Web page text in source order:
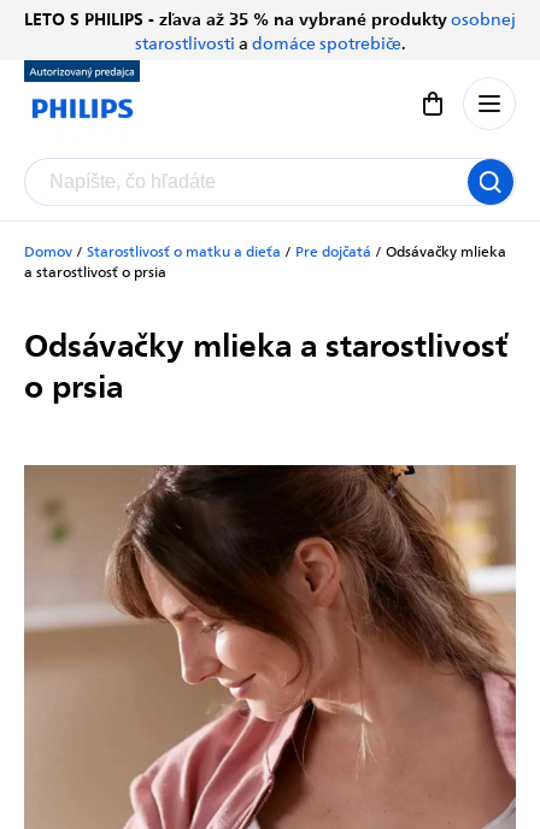
Prejsť
obsah
LETO S PHILIPS - zľava až 35 % na vybrané produktyosobnej
starostlivosti a domáce spotrebiče.
Nákupný
Domov / Starostlivosť o matku a dieťa / Pre dojčatá / Odsávačky mlieka
a starostlivosť o prsia
Odsávačky mlieka a starostlivosť
o prsia
Chatbot Filip
Autorizovaný predajce